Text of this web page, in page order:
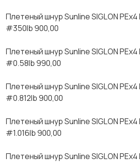
Плетеный шнур Sunlinе SIGLОN РЕх4
#350lb 900,00
Плетеный шнур Sunlinе SIGLОN РЕх4
#0.58lb 990,00
Плетеный шнур Sunlinе SIGLОN РЕх4
#0.812lb 900,00
Плетеный шнур Sunlinе SIGLОN РЕх4
#1.016lb 900,00
Плетеный шнур Sunlinе SIGLОN РЕх4